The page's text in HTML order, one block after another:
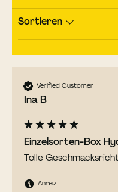
Sortieren
Verified Customer
Ina B
Einzelsorten-Box
Tolle
Anreiz